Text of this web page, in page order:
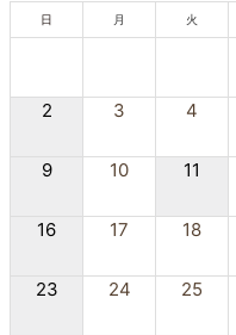
日 月 火
2 3 4
9 10 11
16 17 18
23 24 25